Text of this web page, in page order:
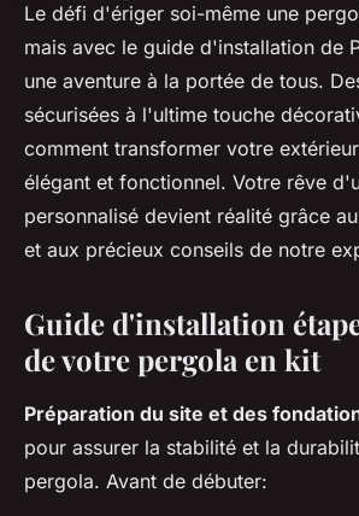
Le défi d'ériger soi-même une
mais avec le guide d'installation de
une aventure à la portée de tous.
sécurisées à l'ultime touche
comment transformer votre
élégant et fonctionnel. Votre rêve
personnalisé devient réalité grâce
et aux précieux conseils de notre
Guide d'installation
de votre pergola en kit
Préparation du site et des
pour assurer la stabilité et la
pergola. Avant de débuter: